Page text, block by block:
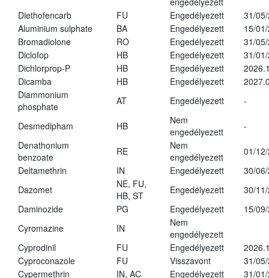
Diethofencarb
FU Engedélyezett
31/
Aluminium sulphate
BA Engedélyezett
15/
Bromadiolone
RO Engedélyezett
31/
Diclofop
HB Engedélyezett
31/
Dichlorprop-P
HB Engedélyezett
Dicamba
HB Engedélyezett
Diammonium
phosphate
AT Engedélyezett -
Desmedipham HB
Nem
engedélyezett
-
Denathonium
benzoate
RE
Nem
engedélyezett
01/
Deltamethrin
IN Engedélyezett
30/
Dazomet
NE, FU,
HB, ST
Engedélyezett
30/
Daminozide
PG Engedélyezett
15/
Cyromazine
IN
Nem
engedélyezett
Cyprodinil
FU Engedélyezett
Cyproconazole
FU Visszavont
31/
Cypermethrin
IN, AC Engedélyezett
31/